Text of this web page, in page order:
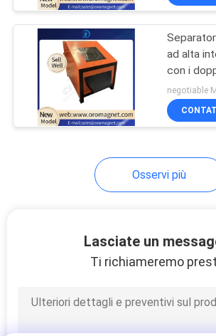
separatore del
tamburo
magnetico di
ad alta
con i
sabbia
della
dei
negotiable
Osservi più
Lasciate un
Ti richiameremo